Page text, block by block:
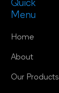
Quick
Menu
Home
About
Our Products